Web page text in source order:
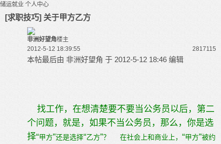
储运就业 个人中心
[求职技巧] 关于甲方乙方
非洲好望角楼主
2012-5-12 18:39:55
2817115
本帖最后由 非洲好望角 于 2012-5-12 18:46 编辑
找工作，在想清楚要不要当公务员以后，第二
个问题，就是，如果不当公务员，那么，你是选
择“甲方”还是选择“乙方”？ 在社会上和商业上， “甲方”被约